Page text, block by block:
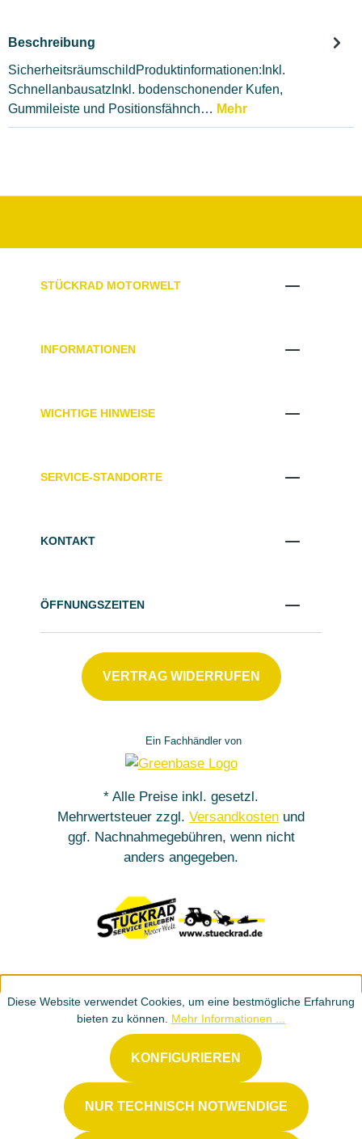
Beschreibung
SicherheitsräumschildProduktinformationen:Inkl.
SchnellanbausatzInkl. bodenschonender Kufen,
Gummileiste und Positionsfähnch… Mehr
STÜCKRAD MOTORWELT
INFORMATIONEN
WICHTIGE HINWEISE
SERVICE-STANDORTE
KONTAKT
ÖFFNUNGSZEITEN
VERTRAG WIDERRUFEN
Ein Fachhändler von
* Alle Preise inkl. gesetzl.
Mehrwertsteuer zzgl. Versandkosten und
ggf. Nachnahmegebühren, wenn nicht
anders angegeben.
Diese Website verwendet Cookies, um eine bestmögliche Erfahrung
bieten zu können. Mehr Informationen ...
NUR TECHNISCH NOTWENDIGE
KONFIGURIEREN